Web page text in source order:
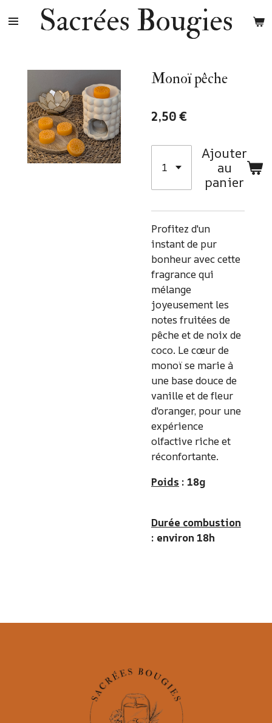
au
Sacrées Bougies
Monoï pêche
2,50 €
Ajouter
au
panier
Profitez d'un
instant de pur
bonheur avec cette
fragrance qui
mélange
joyeusement les
notes fruitées de
pêche et de noix de
coco. Le cœur de
monoï se marie à
une base douce de
vanille et de fleur
d'oranger, pour une
expérience
olfactive riche et
réconfortante.
Poids : 18g
Durée combustion
: environ 18h